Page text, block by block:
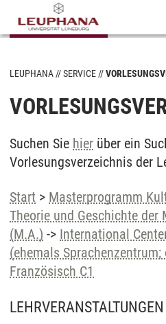
LEUPHANA SERVICE
Suchen Sie hier über ein
Vorlesungsverzeichnis der
Start > Masterprogramm
Theorie und Geschichte der
(M.A.) -> International
(ehemals Sprachenzentrum;
Französisch C1
LEHRVERANSTALTUNGEN